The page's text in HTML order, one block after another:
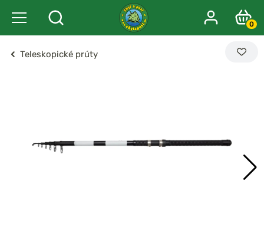
0
Teleskopické prúty